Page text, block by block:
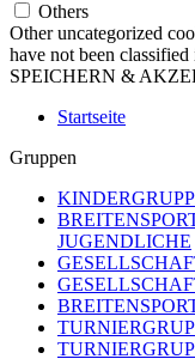
Others
Other uncategorized
have not been
SPEICHERN &
Startseite
Gruppen
JUGENDLICHE